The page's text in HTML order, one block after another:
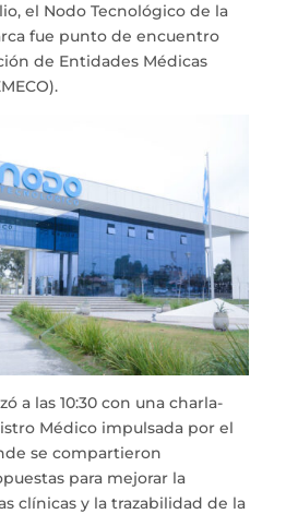
el Nodo Tecnológico de la
fue punto de encuentro
de Entidades Médicas
a las 10:30 con una charla-
Médico impulsada por el
se compartieron
para mejorar la
clínicas y la trazabilidad de la